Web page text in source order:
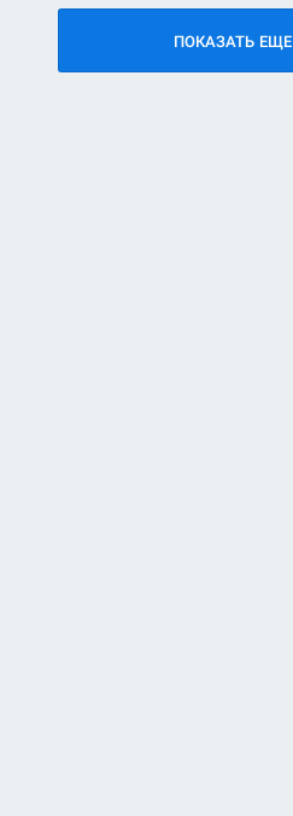
ПОКАЗАТЬ ЕЩЕ